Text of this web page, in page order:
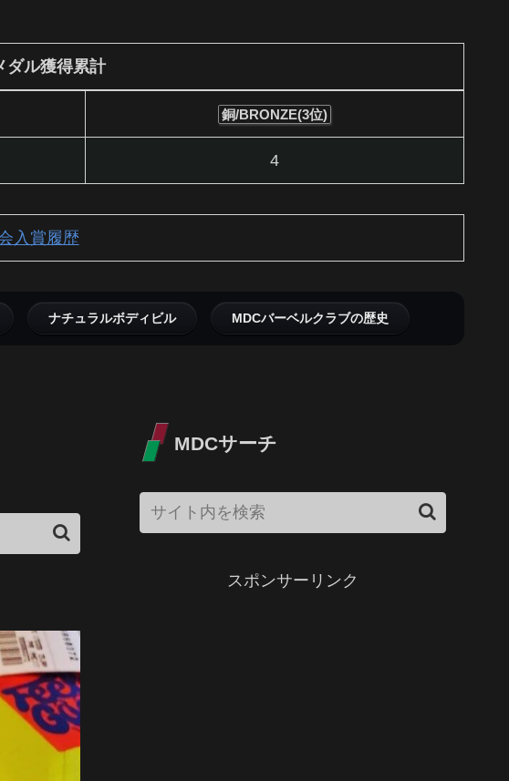
ダル獲得累計
銅/BRONZE(3位)
4
入賞履歴
ナチュラルボディビル MDCバーベルクラブの歴史
MDCサーチ
スポンサーリンク